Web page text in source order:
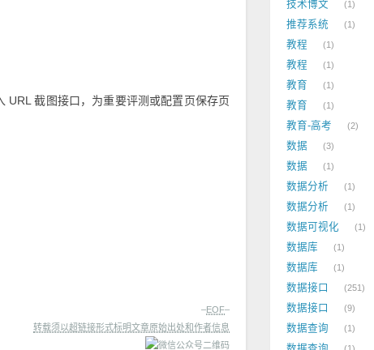
URL 截图接口，为重要评测或配置页保存页
–EOF–
转载须以超链接形式标明文章原始出处和作者信息
技术博文 1
推荐系统 1
教程 1
教程 1
教育 1
教育 1
教育-高考 2
数据 3
数据 1
数据分析 1
数据分析 1
数据可视化 1
数据库 1
数据库 1
数据接口 251
数据接口 9
数据查询 1